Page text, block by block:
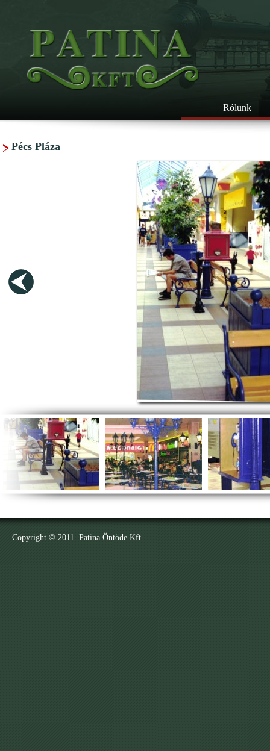
Rólunk
Pécs Pláza
Copyright © 2011. Patina Öntöde Kft